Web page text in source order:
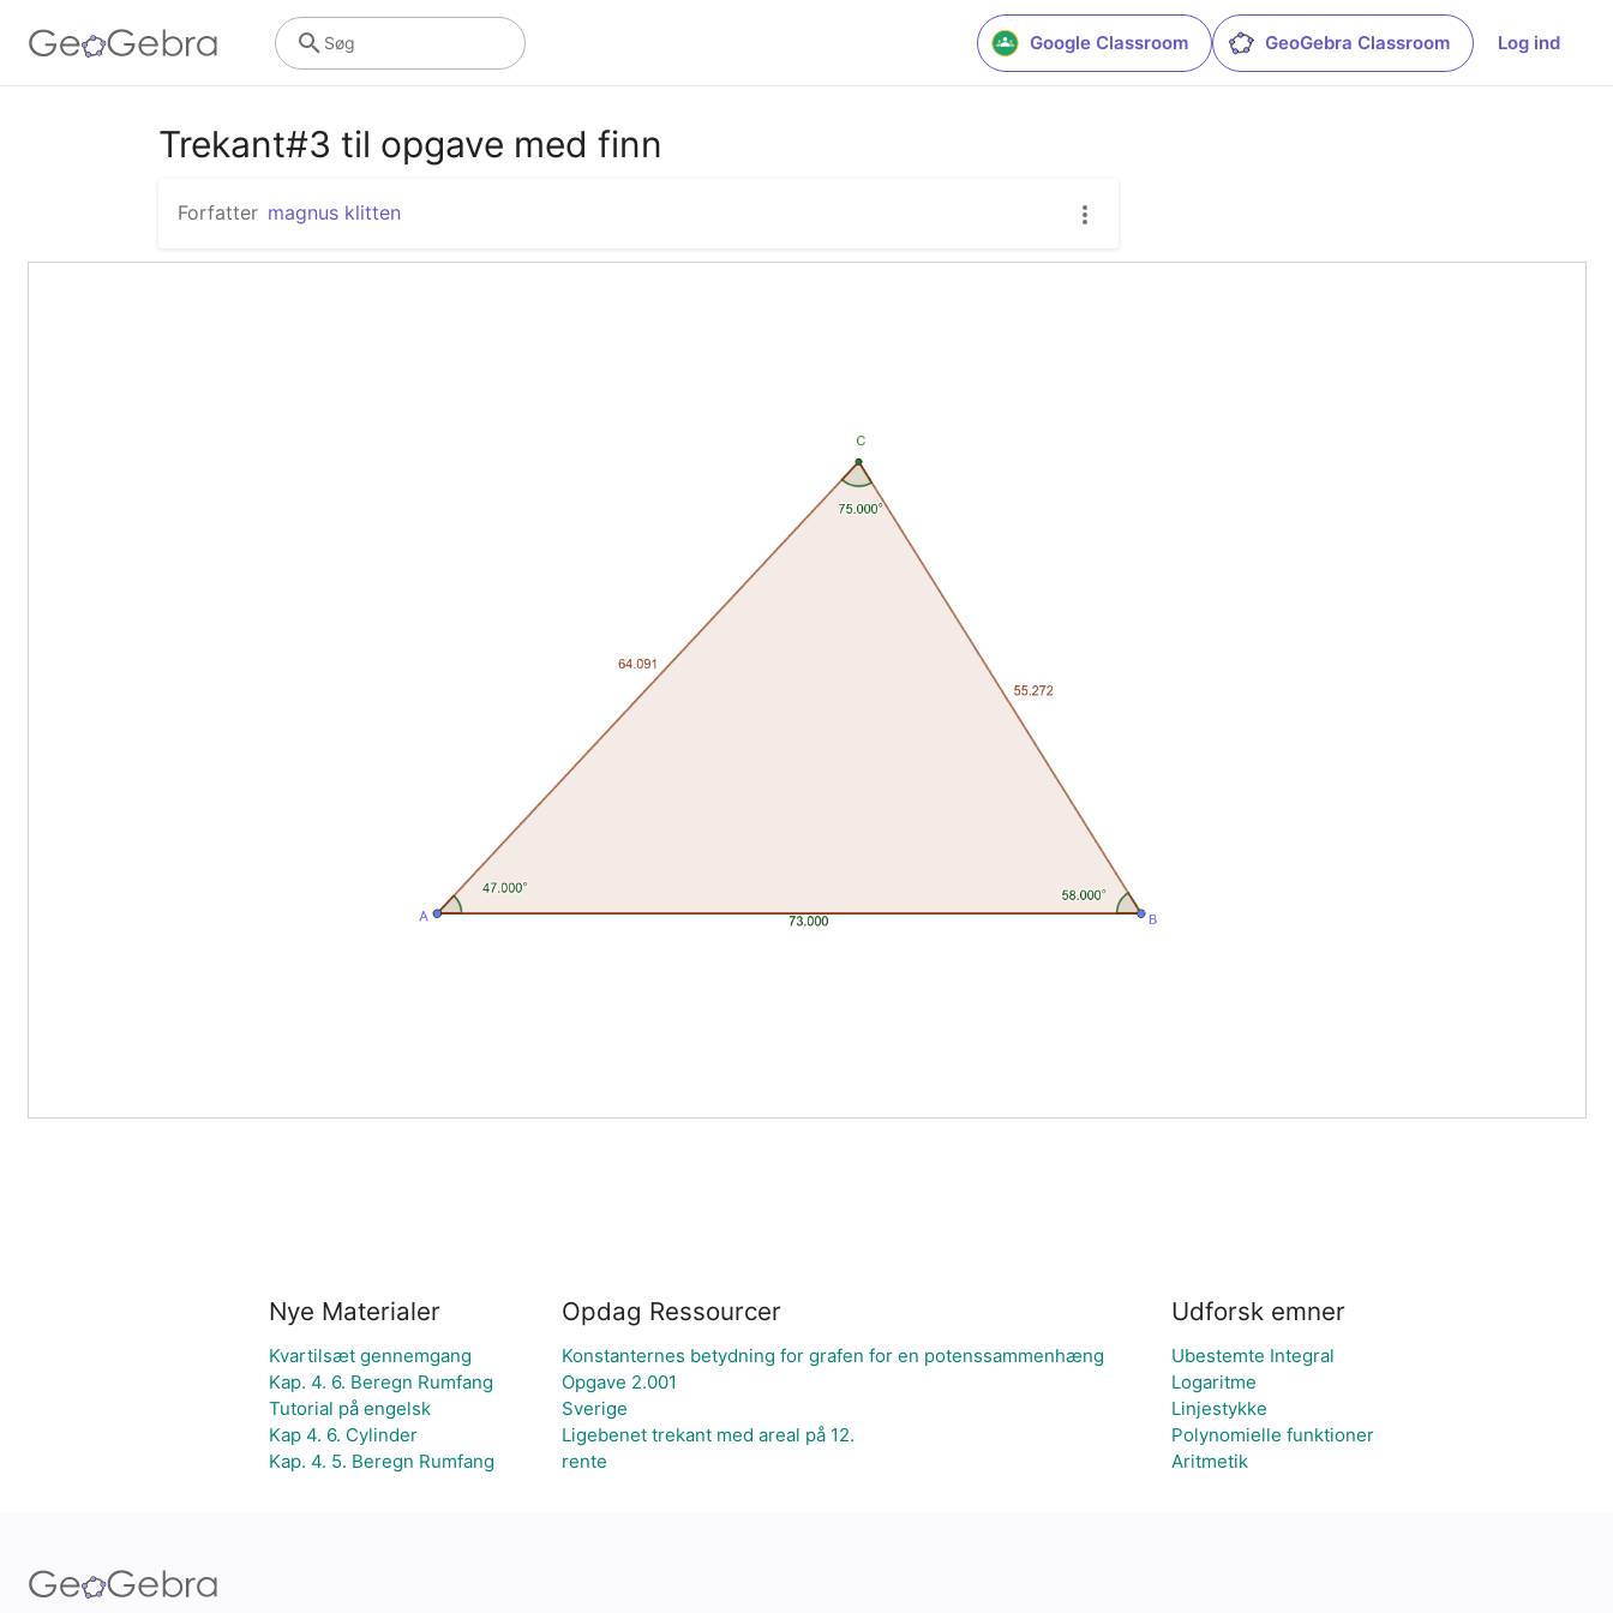
Google Classroom GeoGebra Classroom Log ind
Søg
Trekant#3 til opgave med finn
Forfatter magnus klitten
Nye Materialer
Kvartilsæt gennemgang
Kap. 4. 6. Beregn Rumfang
Tutorial på engelsk
Kap 4. 6. Cylinder
Kap. 4. 5. Beregn Rumfang
Opdag Ressourcer
Konstanternes betydning for grafen for en potenssammenhæng
Opgave 2.001
Sverige
Ligebenet trekant med areal på 12.
rente
Udforsk emner
Ubestemte Integral
Logaritme
Linjestykke
Polynomielle funktioner
Aritmetik